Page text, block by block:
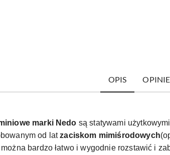
OPIS
marki Nedo są statywami użytkowymi
od latzaciskom mimiśrodowych
bardzo łatwo i wygodnie rozstawić i